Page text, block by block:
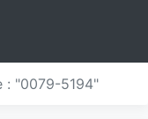
: "0079-5194"